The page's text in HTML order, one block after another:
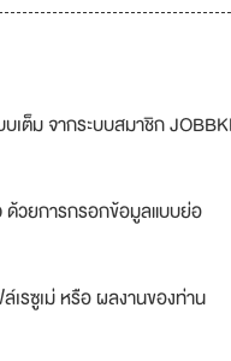
เต็ม จากระบบสมาชิก
ด้วยการกรอกข้อมูลแบบย่อ
เรซูเม่ หรือ ผลงานของท่าน